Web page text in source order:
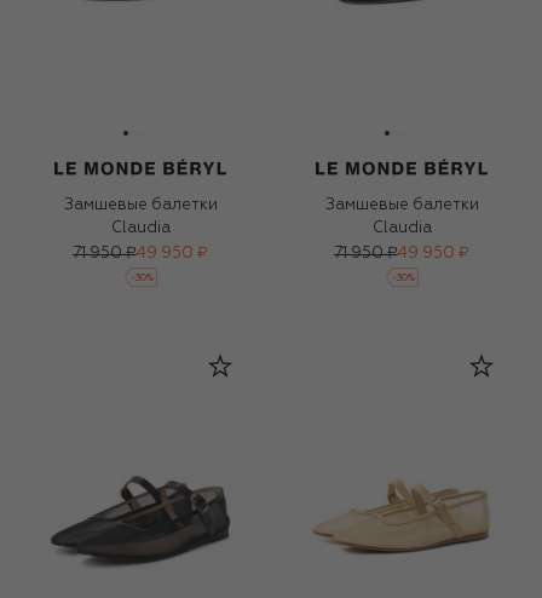
Замшевые балетки
Claudia
71 950 ₽49 950 ₽
-30%
Замшевые балетки
Claudia
71 950 ₽49 950 ₽
-30%